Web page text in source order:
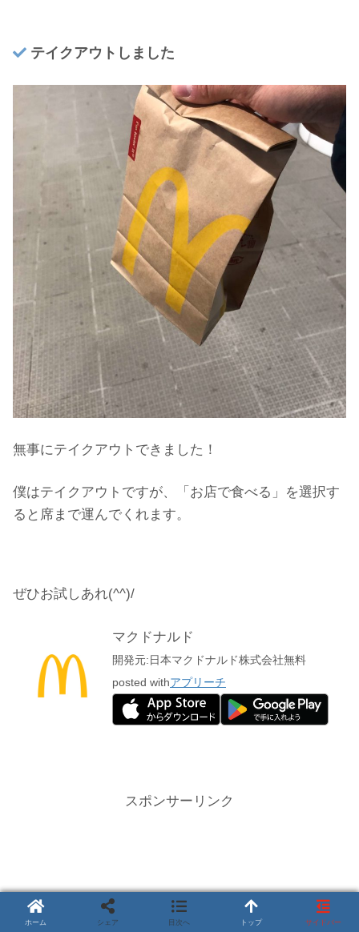
テイクアウトしました
無事にテイクアウトできました！
僕はテイクアウトですが、「お店で食べる」を選択す
ると席まで運んでくれます。
ぜひお試しあれ(^^)/
マクドナルド
開発元: 日本マクドナルド株式会社無料
posted withアプリーチ
スポンサーリンク
ホーム シェア 目次へ トップ サイドバー